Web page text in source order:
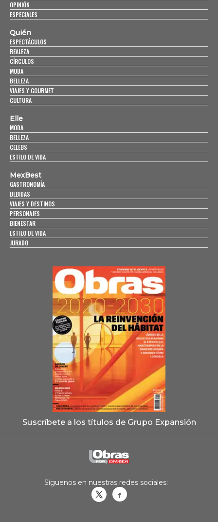
OPINIÓN
ESPECIALES
Quién
ESPECTÁCULOS
REALEZA
CÍRCULOS
MODA
BELLEZA
VIAJES Y GOURMET
CULTURA
Elle
MODA
BELLEZA
CELEBS
ESTILO DE VIDA
MexBest
GASTRONOMÍA
BEBIDAS
VIAJES Y DESTINOS
PERSONAJES
BIENESTAR
ESTILO DE VIDA
JURADO
Suscríbete a los títulos de Grupo Expansión
Síguenos en nuestras redes sociales: